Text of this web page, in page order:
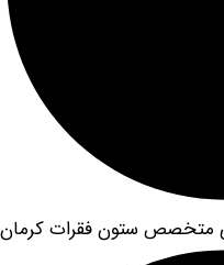
ستون فقرات کرمان